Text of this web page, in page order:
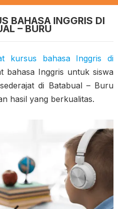
BAHASA INGGRIS DI
– BURU
kursus bahasa Inggris di
bahasa Inggris untuk siswa
di Batabual – Buru
hasil yang berkualitas.